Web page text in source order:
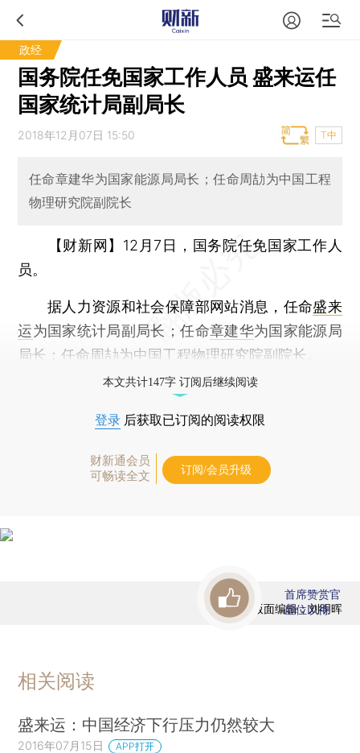
政经
国务院任免国家工作人员 盛来运任
国家统计局副局长
2018年12月07日 15:50 T中
任命章建华为国家能源局局长；任命周劼为中国工程
物理研究院副院长
【财新网】 12月7日，国务院任免国家工作人
员。
据人力资源和社会保障部网站消息，任命盛来
运为国家统计局副局长；任命章建华为国家能源局
局长；任命周劼为中国工程物理研究院副院长。
本文共计147字 订阅后继续阅读
登录 后获取已订阅的阅读权限
财新通会员
可畅读全文
订阅/会员升级
版面编辑：刘明晖
首席赞赏官
虚位以待
相关阅读
盛来运：中国经济下行压力仍然较大
2016年07月15日 APP打开